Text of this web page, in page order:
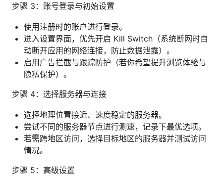
步骤 3：账号登录与初始设置
使用注册时的账户进行登录。
进入设置界面，优先开启 Kill Switch（系统断网时自
动断开应用的网络连接，防止数据泄露）。
启用广告拦截与跟踪防护（若你希望提升浏览体验与
隐私保护）。
步骤 4：选择服务器与连接
选择地理位置接近、速度稳定的服务器。
尝试不同的服务器节点进行测速，记录下最优选项。
若需跨地区访问，选择目标地区的服务器并测试访问
情况。
步骤 5：高级设置